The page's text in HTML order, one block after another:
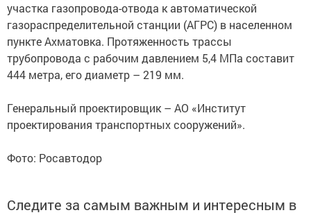
участка газопровода-отвода к автоматической
газораспределительной станции (АГРС) в населенном
пункте Ахматовка. Протяженность трассы
трубопровода с рабочим давлением 5,4 МПа составит
444 метра, его диаметр – 219 мм.
Генеральный проектировщик – АО «Институт
проектирования транспортных сооружений».
Фото: Росавтодор
Следите за самым важным и интересным в